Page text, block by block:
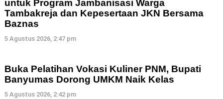
untuk Program Jambanisasi Warga
Tambakreja dan Kepesertaan JKN Bersama
Baznas
5 Agustus 2026, 2:47 pm
Buka Pelatihan Vokasi Kuliner PNM, Bupati
Banyumas Dorong UMKM Naik Kelas
5 Agustus 2026, 2:42 pm